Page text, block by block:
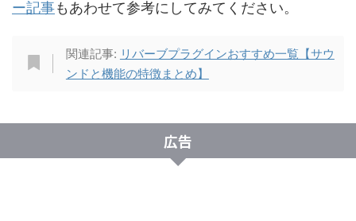
ー記事もあわせて参考にしてみてください。
関連記事: リバーブプラグインおすすめ一覧【サウ
ンドと機能の特徴まとめ】
広告